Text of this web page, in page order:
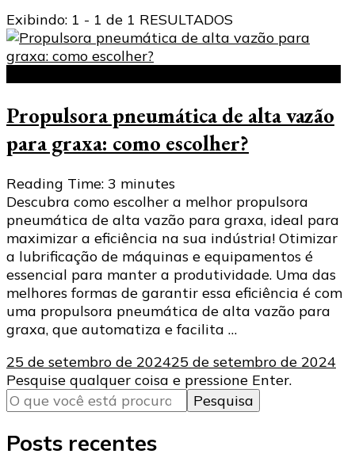
Exibindo: 1 - 1 de 1 RESULTADOS
Propulsora pneumática de alta vazão
para graxa: como escolher?
Reading Time: 3 minutes
Descubra como escolher a melhor propulsora
pneumática de alta vazão para graxa, ideal para
maximizar a eficiência na sua indústria! Otimizar
a lubrificação de máquinas e equipamentos é
essencial para manter a produtividade. Uma das
melhores formas de garantir essa eficiência é com
uma propulsora pneumática de alta vazão para
graxa, que automatiza e facilita …
25 de setembro de 202425 de setembro de 2024
Procurando
algo?
Pesquise qualquer coisa e pressione Enter.
Posts recentes